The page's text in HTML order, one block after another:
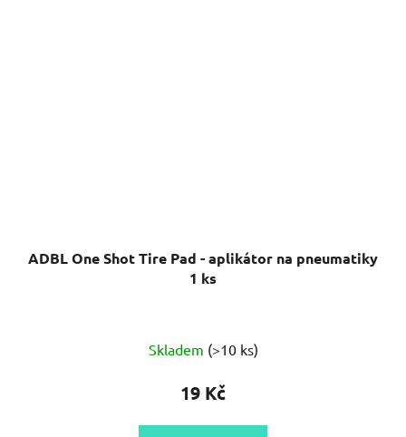
ADBL One Shot Tire Pad - aplikátor na pneumatiky
1 ks
Skladem (>10 ks)
19 Kč